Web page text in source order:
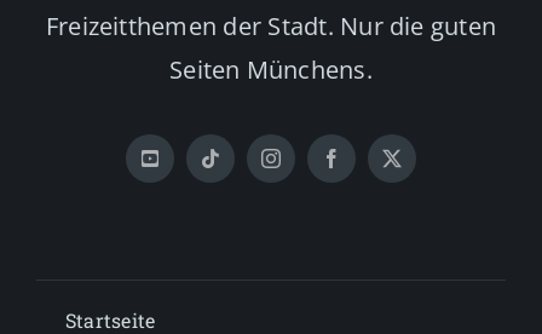
Freizeitthemen der Stadt. Nur die guten
Seiten Münchens.
Startseite